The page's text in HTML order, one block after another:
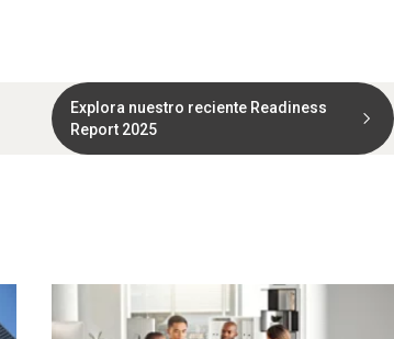
Explora nuestro reciente Readiness
Report 2025